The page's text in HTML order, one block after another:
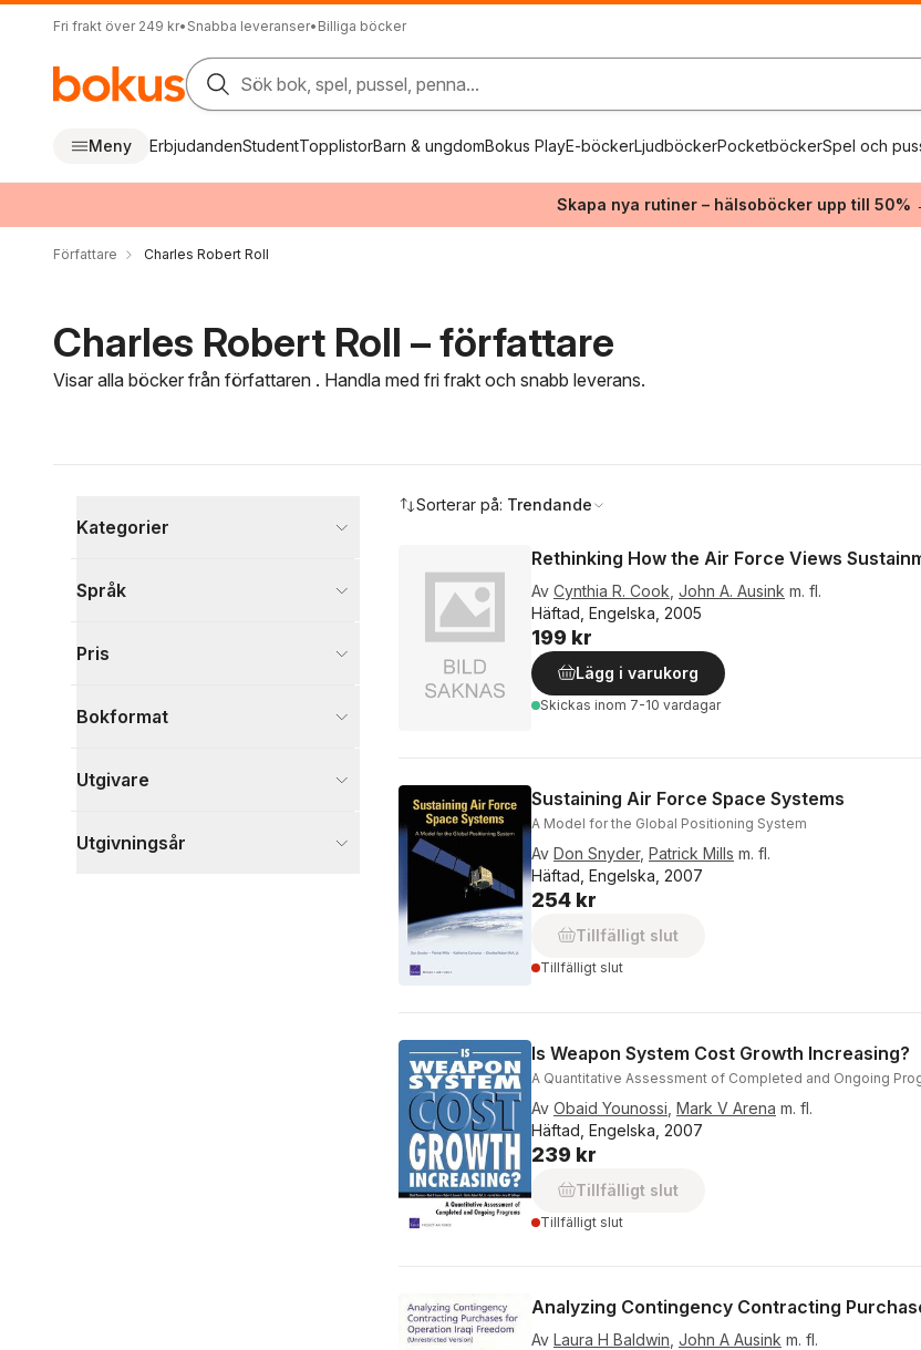
Fri frakt över 249 kr• Snabba leveranser• Billiga böcker
Sök bok, spel, pussel, penna...
Meny ErbjudandenStudentTopplistorBarn & ungdomBokus PlayE-böckerLjudböckerPocketböckerSpel och
Skapa nya rutiner – hälsoböcker upp till 50%
Författare Charles Robert Roll
Charles Robert Roll – författare
Visar alla böcker från författaren . Handla med fri frakt och snabb leverans.
Kategorier
Naturvetenskap och teknik
1
Språk
Pris
Bokformat
Utgivare
Utgivningsår
Sorterar på: Trendande
Rethinking How the Air Force Views
Av Cynthia R. Cook John A. Ausink m. fl.
Häftad, Engelska, 2005
199 kr
Lägg i varukorg
Skickas inom 7-10 vardagar
Sustaining Air Force Space Systems
A Model for the Global Positioning System
Av Don Snyder, Patrick Mills m. fl.
Häftad, Engelska, 2007
254 kr
Tillfälligt slut
Tillfälligt slut
Is Weapon System Cost Growth Increasing?
A Quantitative Assessment of Completed and Ongoing
Av Obaid Younossi Mark V Arena m. fl.
Häftad, Engelska, 2007
239 kr
Tillfälligt slut
Tillfälligt slut
Analyzing Contingency Contracting
Av Laura H Baldwin John A Ausink m. fl.